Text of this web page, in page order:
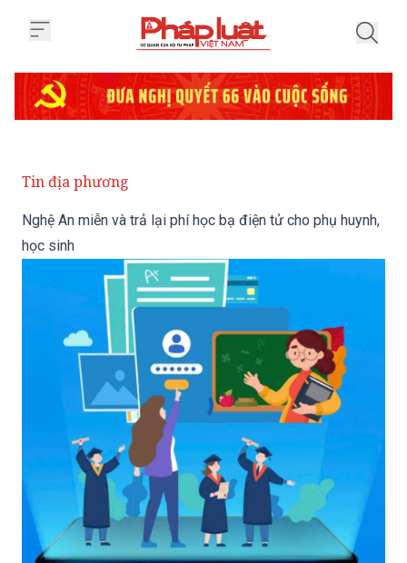
Nghệ An miễn và trả lại phí học bạ điện tử cho phụ huynh,
Giao diện một ứng dụng học bạ điện tử đang được